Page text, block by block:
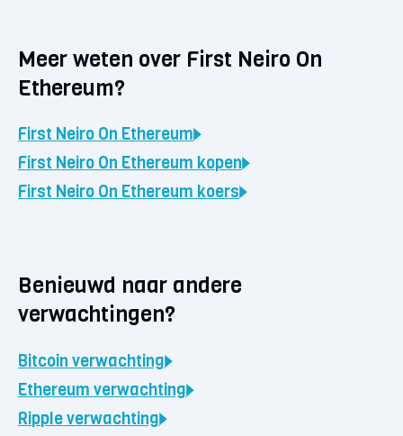
Meer weten over First Neiro On
Ethereum?
First Neiro On Ethereum
First Neiro On Ethereum kopen
First Neiro On Ethereum koers
Benieuwd naar andere
verwachtingen?
Bitcoin verwachting
Ethereum verwachting
Rippleverwachting